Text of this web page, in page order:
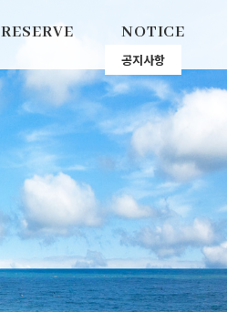
RESERVE NOTICE
공지사항